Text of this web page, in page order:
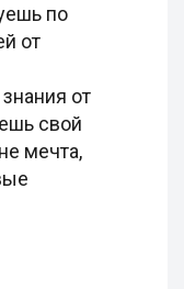
по
от
от
свой
мечта,